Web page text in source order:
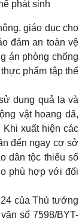
phát sinh
giáo dục cho
đảm an toàn vệ
án phòng chống
phẩm tập thể
dụng quả lạ và
vật hoang dã,
Khi xuất hiện các
đến ngay cơ sở
dân tộc thiểu số
phù hợp với đối
của Thủ tướng
số 7598/BYT-